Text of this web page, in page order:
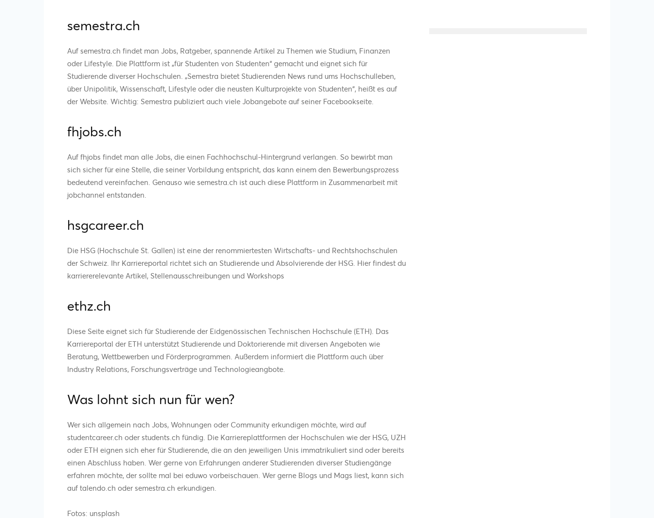
semestra.ch
Auf semestra.ch findet man Jobs, Ratgeber, spannende Artikel zu Themen wie Studium, Finanzen
oder Lifestyle. Die Plattform ist „für Studenten von Studenten“ gemacht und eignet sich für
Studierende diverser Hochschulen. „Semestra bietet Studierenden News rund ums Hochschulleben,
über Unipolitik, Wissenschaft, Lifestyle oder die neusten Kulturprojekte von Studenten“, heißt es auf
der Website. Wichtig: Semestra publiziert auch viele Jobangebote auf seiner Facebookseite.
fhjobs.ch
Auf fhjobs findet man alle Jobs, die einen Fachhochschul-Hintergrund verlangen. So bewirbt man
sich sicher für eine Stelle, die seiner Vorbildung entspricht, das kann einem den Bewerbungsprozess
bedeutend vereinfachen. Genauso wie semestra.ch ist auch diese Plattform in Zusammenarbeit mit
jobchannel entstanden.
hsgcareer.ch
Die HSG (Hochschule St. Gallen) ist eine der renommiertesten Wirtschafts- und Rechtshochschulen
der Schweiz. Ihr Karriereportal richtet sich an Studierende und Absolvierende der HSG. Hier findest du
karriererelevante Artikel, Stellenausschreibungen und Workshops
ethz.ch
Diese Seite eignet sich für Studierende der Eidgenössischen Technischen Hochschule (ETH). Das
Karriereportal der ETH unterstützt Studierende und Doktorierende mit diversen Angeboten wie
Beratung, Wettbewerben und Förderprogrammen. Außerdem informiert die Plattform auch über
Industry Relations, Forschungsverträge und Technologieangbote.
Was lohnt sich nun für wen?
Wer sich allgemein nach Jobs, Wohnungen oder Community erkundigen möchte, wird auf
studentcareer.ch oder students.ch fündig. Die Karriereplattformen der Hochschulen wie der HSG, UZH
oder ETH eignen sich eher für Studierende, die an den jeweiligen Unis immatrikuliert sind oder bereits
einen Abschluss haben. Wer gerne von Erfahrungen anderer Studierenden diverser Studiengänge
erfahren möchte, der sollte mal bei eduwo vorbeischauen. Wer gerne Blogs und Mags liest, kann sich
auf talendo.ch oder semestra.ch erkundigen.
Fotos: unsplash